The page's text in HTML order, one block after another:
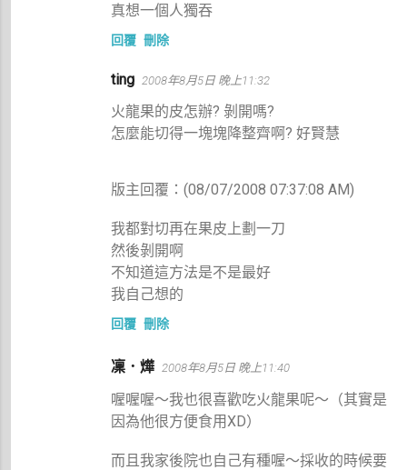
真想一個人獨吞
回覆 刪除
ting 2008年8月5日 晚上11:32
火龍果的皮怎辦? 剝開嗎?
怎麼能切得一塊塊降整齊啊? 好賢慧
版主回覆：(08/07/2008 07:37:08 AM)
我都對切再在果皮上劃一刀
然後剝開啊
不知道這方法是不是最好
我自己想的
回覆 刪除
凜．燁 2008年8月5日 晚上11:40
喔喔喔～我也很喜歡吃火龍果呢～（其實是
因為他很方便食用XD）
而且我家後院也自己有種喔～採收的時候要